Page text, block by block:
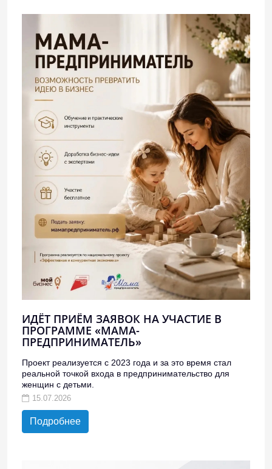
ИДЁТ ПРИЁМ ЗАЯВОК НА УЧАСТИЕ В
ПРОГРАММЕ «МАМА-
ПРЕДПРИНИМАТЕЛЬ»
Проект реализуется с 2023 года и за это время стал
реальной точкой входа в предпринимательство для
женщин с детьми.
15.07.2026
Подробнее